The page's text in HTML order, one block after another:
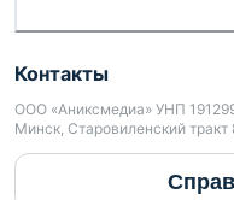
Контакты
ООО «Аниксмедиа» УНП
Минск, Старовиленский тракт